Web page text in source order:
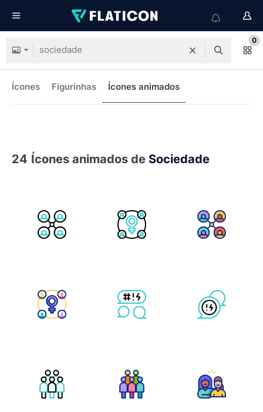
0
Ícones Figurinhas Ícones animados
24 Ícones animados de Sociedade